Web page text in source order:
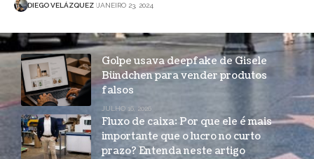
DIEGO VELÁZQUEZ JANEIRO 23, 2024
Golpe usava deepfake de Gisele
Bündchen para vender produtos
falsos
JULHO 16, 2026
Fluxo de caixa: Por que ele é mais
importante que o lucro no curto
prazo? Entenda neste artigo